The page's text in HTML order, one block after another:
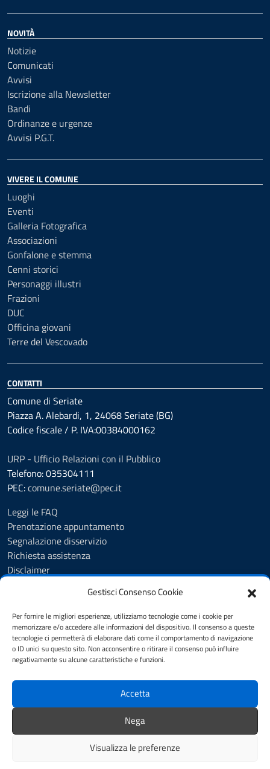
Gestisci Consenso Cookie
Per fornire le migliori esperienze, utilizziamo tecnologie come i cookie per
memorizzare e/o accedere alle informazioni del dispositivo. Il consenso a queste
tecnologie ci permetterà di elaborare dati come il comportamento di navigazione
o ID unici su questo sito. Non acconsentire o ritirare il consenso può influire
negativamente su alcune caratteristiche e funzioni.
Accetta
Nega
Visualizza le preferenze
NOVITÀ
Notizie
Comunicati
Avvisi
Iscrizione alla Newsletter
Bandi
Ordinanze e urgenze
Avvisi P.G.T.
VIVERE IL COMUNE
Luoghi
Eventi
Galleria Fotografica
Associazioni
Gonfalone e stemma
Cenni storici
Personaggi illustri
Frazioni
DUC
Officina giovani
Terre del Vescovado
CONTATTI
Comune di Seriate
Piazza A. Alebardi, 1, 24068 Seriate (BG)
Codice fiscale / P. IVA:00384000162
URP - Ufficio Relazioni con il Pubblico
Telefono: 035304111
PEC:comune.seriate@pec.it
Leggi le FAQ
Prenotazione appuntamento
Segnalazione disservizio
Richiesta assistenza
Disclaimer
Cookie Policy
Informativa privacy
Dichiarazione di accessibilità
Note legali
SEGUICI SU
YouTube Facebook